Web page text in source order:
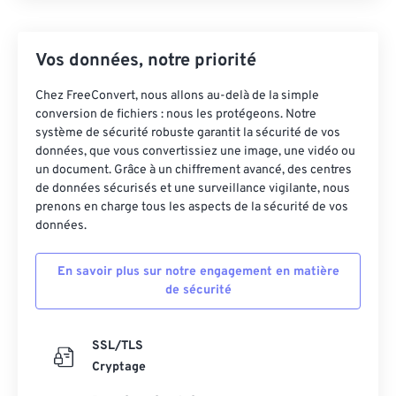
Vos données, notre priorité
Chez FreeConvert, nous allons au-delà de la simple
conversion de fichiers : nous les protégeons. Notre
système de sécurité robuste garantit la sécurité de vos
données, que vous convertissiez une image, une vidéo ou
un document. Grâce à un chiffrement avancé, des centres
de données sécurisés et une surveillance vigilante, nous
prenons en charge tous les aspects de la sécurité de vos
données.
En savoir plus sur notre engagement en matière
de sécurité
SSL/TLS
Cryptage